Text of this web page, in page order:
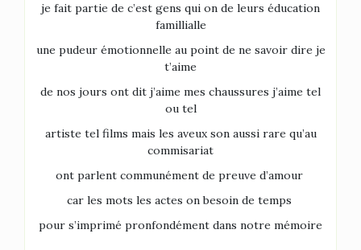
je fait partie de c’est gens qui on de leurs éducation
famillialle
une pudeur émotionnelle au point de ne savoir dire je
t’aime
de nos jours ont dit j’aime mes chaussures j’aime tel
ou tel
artiste tel films mais les aveux son aussi rare qu’au
commisariat
ont parlent communément de preuve d’amour
car les mots les actes on besoin de temps
pour s’imprimé pronfondément dans notre mémoire